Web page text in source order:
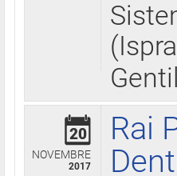
20
NOVEMBRE
2017
Rai